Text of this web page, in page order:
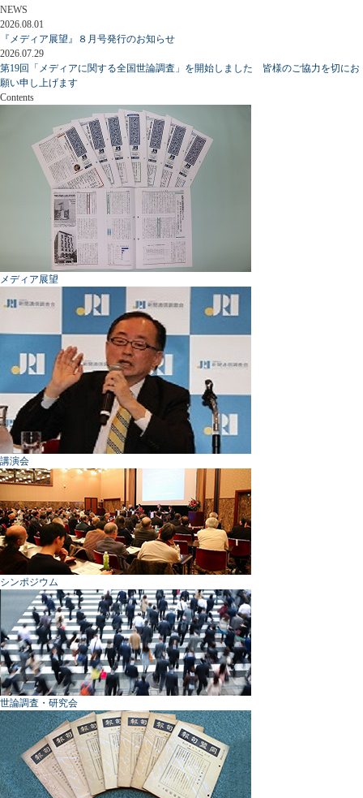
NEWS
2026.08.01
『メディア展望』８月号発行のお知らせ
2026.07.29
第19回「メディアに関する全国世論調査」を開始しました 皆様のご協力を切にお
願い申し上げます
Contents
メディア展望
講演会
シンポジウム
世論調査・研究会